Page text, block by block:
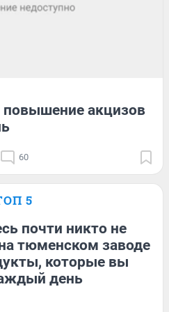
повышение акцизов
60
5
почти никто не
тюменском заводе
которые вы
день